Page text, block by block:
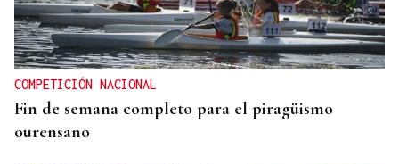
COMPETICIÓN NACIONAL
Fin de semana completo para el piragüismo
ourensano